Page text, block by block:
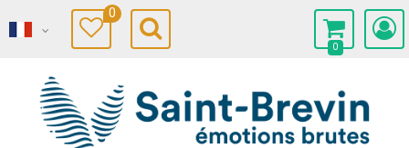
0
0